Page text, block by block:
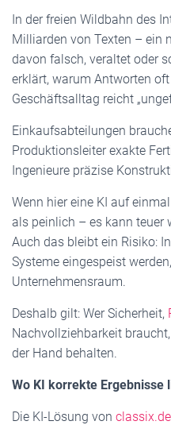
In der freien Wildbahn des
Milliarden von Texten – ein
davon falsch, veraltet oder
erklärt, warum Antworten
Geschäftsalltag reicht
Einkaufsabteilungen
Produktionsleiter exakte
Ingenieure präzise
Wenn hier eine KI auf
als peinlich – es kann teuer
Auch das bleibt ein Risiko:
Systeme eingespeist
Unternehmensraum.
Deshalb gilt: Wer Sicherheit,
Nachvollziehbarkeit
der Hand behalten.
Wo KI korrekte Ergebnisse
Die KI-Lösung von classix.de